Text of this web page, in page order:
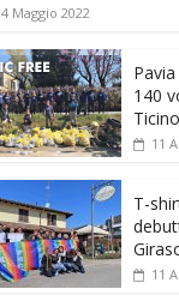
4 Maggio 2022
140
11
T-
11